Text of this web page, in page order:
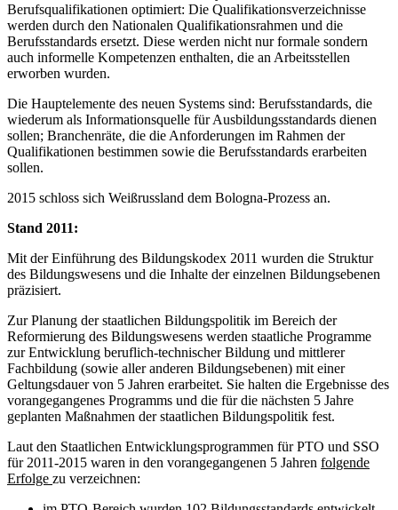
Berufsqualifikationen optimiert: Die Qualifikationsverzeichnisse
werden durch den Nationalen Qualifikationsrahmen und die
Berufsstandards ersetzt. Diese werden nicht nur formale sondern
auch informelle Kompetenzen enthalten, die an Arbeitsstellen
erworben wurden.
Die Hauptelemente des neuen Systems sind: Berufsstandards, die
wiederum als Informationsquelle für Ausbildungsstandards dienen
sollen; Branchenräte, die die Anforderungen im Rahmen der
Qualifikationen bestimmen sowie die Berufsstandards erarbeiten
sollen.
2015 schloss sich Weißrussland dem Bologna-Prozess an.
Stand 2011:
Mit der Einführung des Bildungskodex 2011 wurden die Struktur
des Bildungswesens und die Inhalte der einzelnen Bildungsebenen
präzisiert.
Zur Planung der staatlichen Bildungspolitik im Bereich der
Reformierung des Bildungswesens werden staatliche Programme
zur Entwicklung beruflich-technischer Bildung und mittlerer
Fachbildung (sowie aller anderen Bildungsebenen) mit einer
Geltungsdauer von 5 Jahren erarbeitet. Sie halten die Ergebnisse des
vorangegangenes Programms und die für die nächsten 5 Jahre
geplanten Maßnahmen der staatlichen Bildungspolitik fest.
Laut den Staatlichen Entwicklungsprogrammen für PTO und SSO
für 2011-2015 waren in den vorangegangenen 5 Jahren folgende
Erfolge zu verzeichnen: